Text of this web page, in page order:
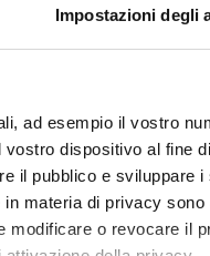
Impostazioni degli
ad esempio il vostro
dispositivo al fine
il pubblico e sviluppare
materia di privacy
o revocare il